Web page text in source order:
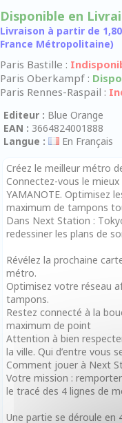
Disponible en
Livraison à partir de
France Métropolitaine)
Paris Bastille :
Paris Oberkampf :
Paris Rennes-Raspail :
Editeur : Blue Orange
EAN : 3664824001888
Langue :
En Français
Créez le meilleur métro
Connectez-vous le
YAMANOTE. Optimisez
maximum de tampons
Dans Next Station :
redessiner les plans de
Révélez la prochaine
métro.
Optimisez votre réseau
tampons.
Restez connecté à la
maximum de point
Attention à bien
la ville. Qui d’entre vous
Comment jouer à Next
Votre mission :
le tracé des 4 lignes de
Une partie se déroule en